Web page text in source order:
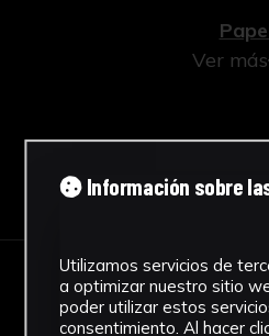
Ver más
Información sobre
Utilizamos servicios de
a optimizar nuestro sitio
poder utilizar estos
consentimiento. Al hacer